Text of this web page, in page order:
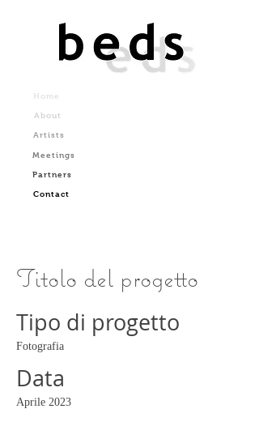
Home
About
Artists
Meetings
Contact
Partners
Titolo del progetto
Tipo di progetto
Fotografia
Data
Aprile 2023